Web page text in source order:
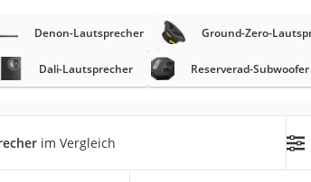
Schuko
Denon-Lautsprecher Ground-Zero-
Dali-Lautsprecher Reserverad-Subwoofer
im Vergleich